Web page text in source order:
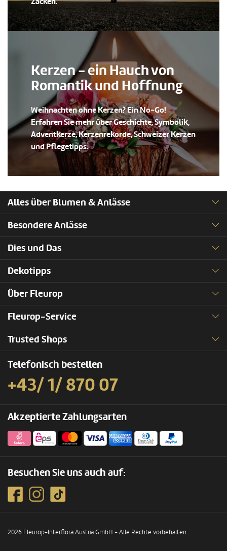
Kerzen - ein Hauch von
Romantik und Hoffnung
Weihnachten ohne Kerzen? Ein No-Go!
Erfahren Sie mehr über Geschichte, Symbolik,
Adventkerze, Kerzenrekorde, Schweizer Kerzen
und Pflegetipps.
Alles über Blumen & Anlässe
Besondere Anlässe
Dies und Das
Dekotipps
Über Fleurop
Fleurop-Service
Trusted Shops
Telefonisch bestellen
+43/ 1/ 870 07
Akzeptierte Zahlungsarten
Besuchen Sie uns auch auf:
2026 Fleurop-Interflora Austria GmbH - Alle Rechte vorbehalten